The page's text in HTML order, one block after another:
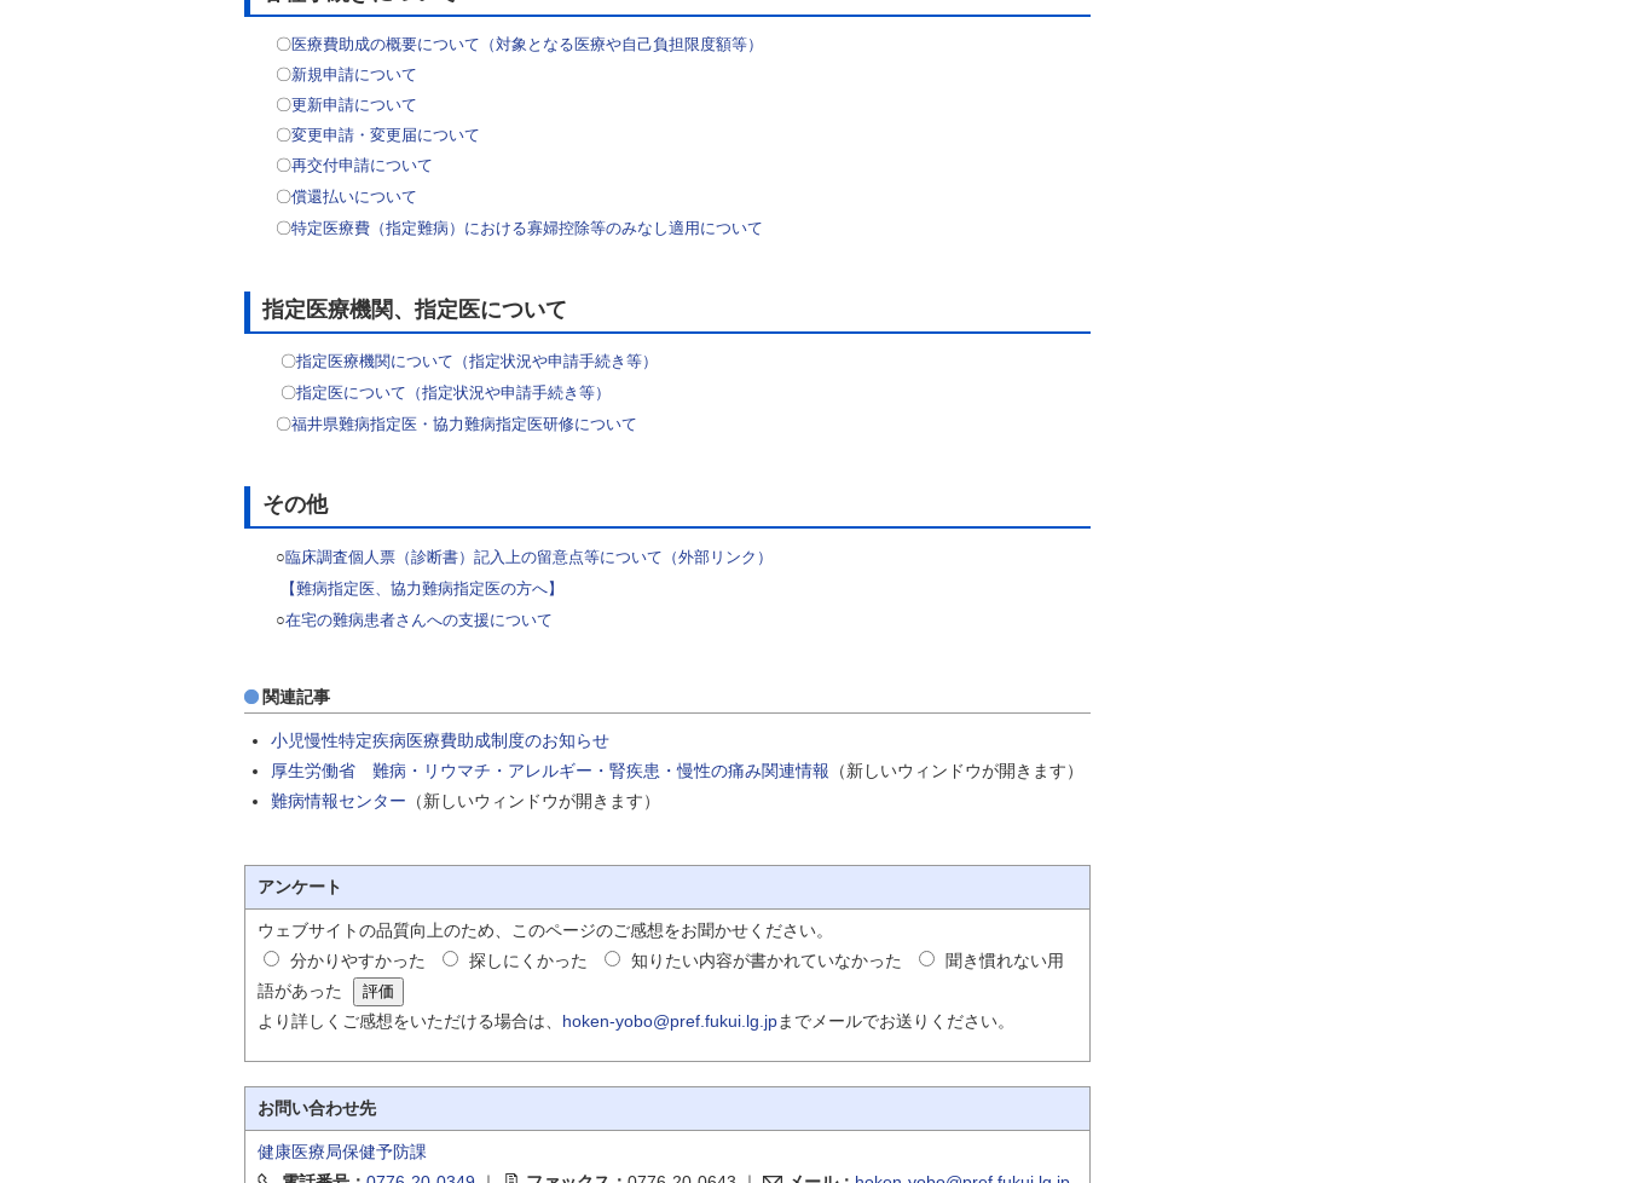
〇医療費助成の概要について（対象となる医療や自己負担限度額等）
〇新規申請について
〇更新申請について
〇変更申請・変更届について
〇再交付申請について
〇償還払いについて
〇特定医療費（指定難病）における寡婦控除等のみなし適用について
指定医療機関、指定医について
〇指定医療機関について（指定状況や申請手続き等）
〇指定医について（指定状況や申請手続き等）
〇福井県難病指定医・協力難病指定医研修について
その他
○臨床調査個人票（診断書）記入上の留意点等について（外部リンク）
【難病指定医、協力難病指定医の方へ】
○在宅の難病患者さんへの支援について
関連記事
小児慢性特定疾病医療費助成制度のお知らせ
厚生労働省 難病・リウマチ・アレルギー・腎疾患・慢性の痛み関連情報 （新しいウィンドウが開きます）
難病情報センター （新しいウィンドウが開きます）
アンケート
ウェブサイトの品質向上のため、このページのご感想をお聞かせください。
分かりやすかった
探しにくかった 知りたい内容が書かれていなかった
聞き慣れない用
語があった
より詳しくご感想をいただける場合は、 hoken-yobo@pref.fukui.lg.jpまでメールでお送りください。
お問い合わせ先
健康医療局保健予防課